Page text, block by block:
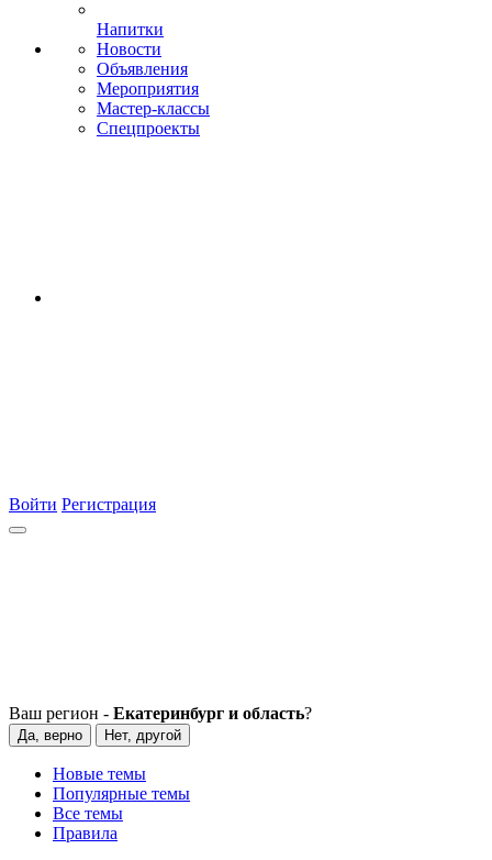
Напитки
Новости
Объявления
Мероприятия
Мастер-классы
Спецпроекты
Войти Регистрация
Ваш регион - Екатеринбург и область?
Да, верно Нет, другой
Новые темы
Популярные темы
Все темы
Правила